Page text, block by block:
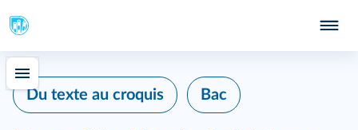
Du texte au croquis Bac